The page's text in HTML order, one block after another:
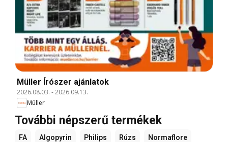
Müller Írószer ajánlatok
2026.08.03. -2026.09.13.
Müller
További népszerű termékek
FA Algopyrin Philips Rúzs Normaflore